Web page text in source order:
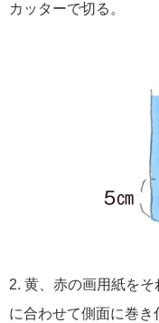
カッターで切る。
2. 黄、赤の画用紙を
に合わせて側面に巻